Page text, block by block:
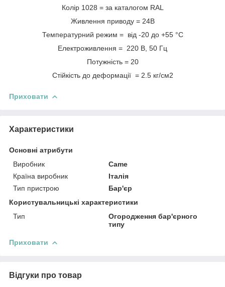
Колір 1028 = за каталогом RAL
Живлення приводу = 24В
Температурний режим = від -20 до +55 °C
Електроживлення = 220 В, 50 Гц
Потужність = 20
Стійкість до деформації = 2.5 кг/см2
Приховати
Характеристики
Основні атрибути
Виробник
Came
Країна виробник
Італія
Тип пристрою
Бар'єр
Користувальницькі характеристики
Тип
Огородження бар'єрного
типу
Приховати
Відгуки про товар